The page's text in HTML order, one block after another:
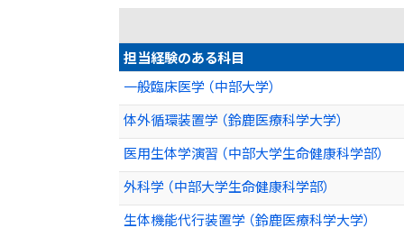
担当経験のある科目
一般臨床医学 （中部大学）
体外循環装置学 （鈴鹿医療科学大学）
医用生体学演習 （中部大学生命健康科学部）
外科学 （中部大学生命健康科学部）
生体機能代行装置学 （鈴鹿医療科学大学）